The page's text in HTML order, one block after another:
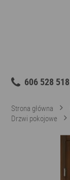
606 528 518
Strona główna
Drzwi pokojowe